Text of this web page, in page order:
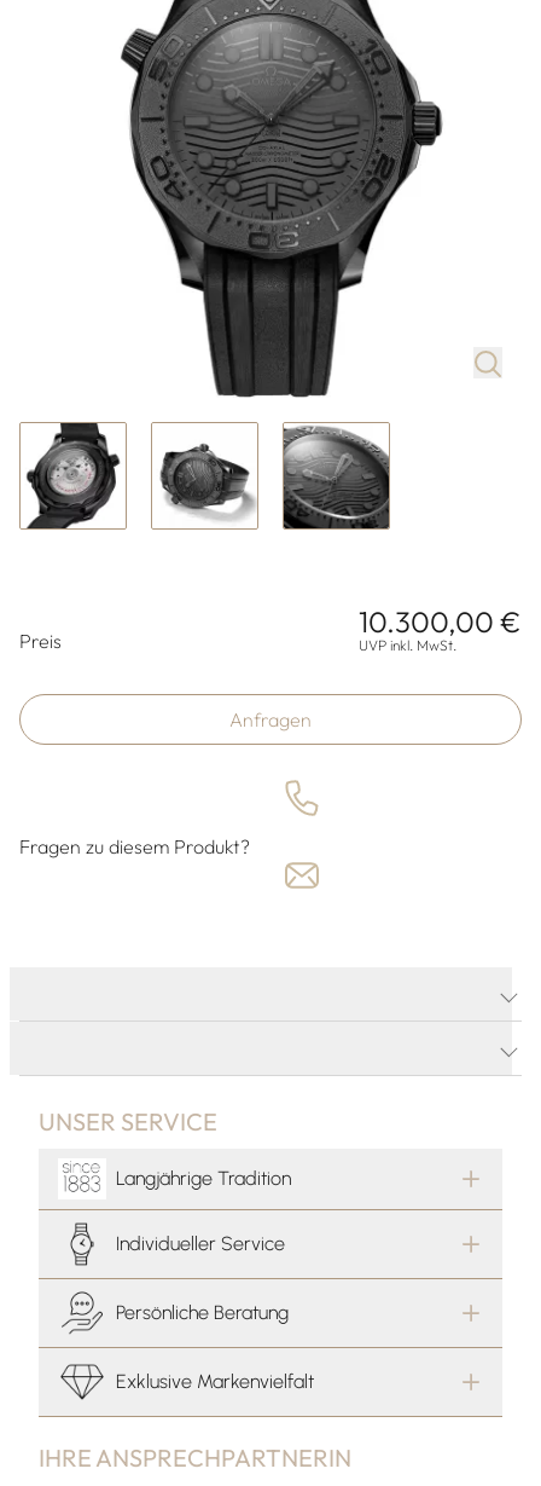
Preis
10.300,00 €
UVP inkl. MwSt.
Anfragen
Fragen zu diesem Produkt?
IHRE ANSPRECHPARTNERIN
UNSER SERVICE
Langjährige Tradition
Individueller Service
Persönliche Beratung
Exklusive Markenvielfalt